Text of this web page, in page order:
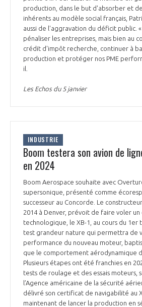
production, dans le but d'absorber et
inhérents au modèle social français,
aussi de l'aggravation du déficit public.
pénaliser les entreprises, mais bien au
crédit d'impôt recherche, continuer à
production et protéger nos PME
il.
Les Echos du 5 janvier
INDUSTRIE
Boom testera son avion de
en 2024
Boom Aerospace souhaite avec
supersonique, présenté comme
successeur au Concorde. Le
2014 à Denver, prévoit de faire voler
technologique, le XB-1, au cours du 1er
test grandeur nature qui permettra de
performance du nouveau moteur,
que le comportement aérodynamique
Plusieurs étapes ont été franchies en
tests de roulage et des essais moteurs,
l’Agence américaine de la sécurité
délivré son certificat de navigabilité au
maintenant de lancer la production en